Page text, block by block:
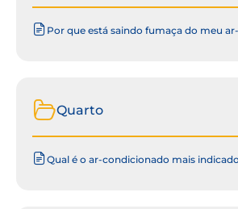
Por que está saindo fumaça do meu
Quarto
Qual é o ar-condicionado mais